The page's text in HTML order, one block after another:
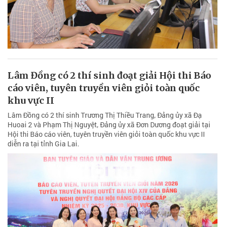
Lâm Đồng có 2 thí sinh đoạt giải Hội thi Báo
cáo viên, tuyên truyền viên giỏi toàn quốc
khu vực II
Lâm Đồng có 2 thí sinh Trương Thị Thiều Trang, Đảng ủy xã Đạ
Huoai 2 và Phạm Thị Nguyệt, Đảng ủy xã Đơn Dương đoạt giải tại
Hội thi Báo cáo viên, tuyên truyền viên giỏi toàn quốc khu vực II
diễn ra tại tỉnh Gia Lai.